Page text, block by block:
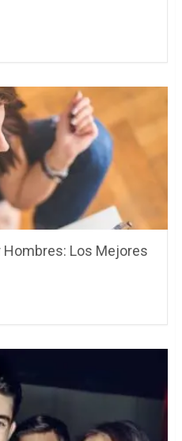
Hombres: Los Mejores